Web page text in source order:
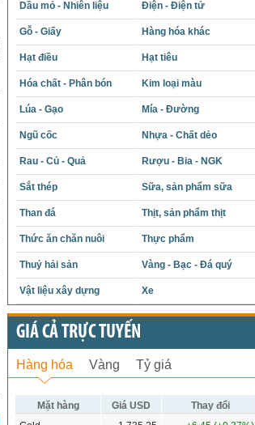
Dầu mỏ - Nhiên liệu Điện - Điện tử
Gỗ - Giấy Hàng hóa khác
Hạt điều Hạt tiêu
Hóa chất - Phân bón Kim loại màu
Lúa - Gạo Mía - Đường
Ngũ cốc Nhựa - Chất dẻo
Rau - Củ - Quả Rượu - Bia - NGK
Sắt thép Sữa, sản phẩm sữa
Than đá Thịt, sản phẩm thịt
Thức ăn chăn nuôi Thực phẩm
Thuỷ hải sản Vàng - Bạc - Đá quý
Vật liệu xây dựng Xe
GIÁ CẢ TRỰC TUYẾN
Hàng hóa Vàng Tỷ giá
Mặt hàng Giá USD
Thay đổi